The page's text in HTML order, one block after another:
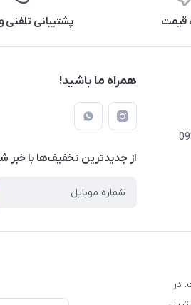
قیمت پشتیبانی تلفنی
همراه ما باشید!
از جدید‌ترین تخفیف‌ها با‌ خبر
در